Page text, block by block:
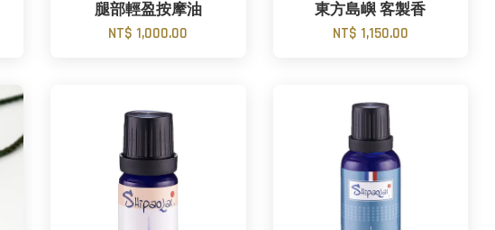
腿部輕盈按摩油
NT$ 1,000.00
東方島嶼 客製香
NT$ 1,150.00